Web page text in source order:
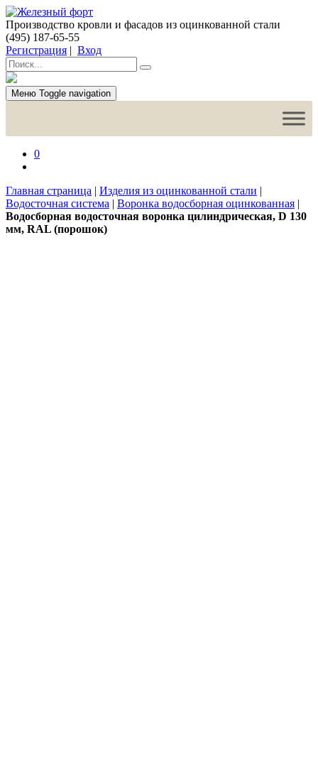
Производство кровли и фасадов из оцинкованной стали
(495) 187-65-55
Регистрация | Вход
Меню Toggle navigation
0
Главная страница | Изделия из оцинкованной стали |
Водосточная система | Воронка водосборная оцинкованная |
Водосборная водосточная воронка цилиндрическая, D 130
мм, RAL (порошок)